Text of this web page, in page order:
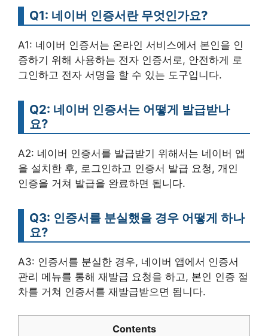
Q1: 네이버 인증서란 무엇인가요?
A1: 네이버 인증서는 온라인 서비스에서 본인을 인
증하기 위해 사용하는 전자 인증서로, 안전하게 로
그인하고 전자 서명을 할 수 있는 도구입니다.
Q2: 네이버 인증서는 어떻게 발급받나
요?
A2: 네이버 인증서를 발급받기 위해서는 네이버 앱
을 설치한 후, 로그인하고 인증서 발급 요청, 개인
인증을 거쳐 발급을 완료하면 됩니다.
Q3: 인증서를 분실했을 경우 어떻게 하나
요?
A3: 인증서를 분실한 경우, 네이버 앱에서 인증서
관리 메뉴를 통해 재발급 요청을 하고, 본인 인증 절
차를 거쳐 인증서를 재발급받으면 됩니다.
Contents